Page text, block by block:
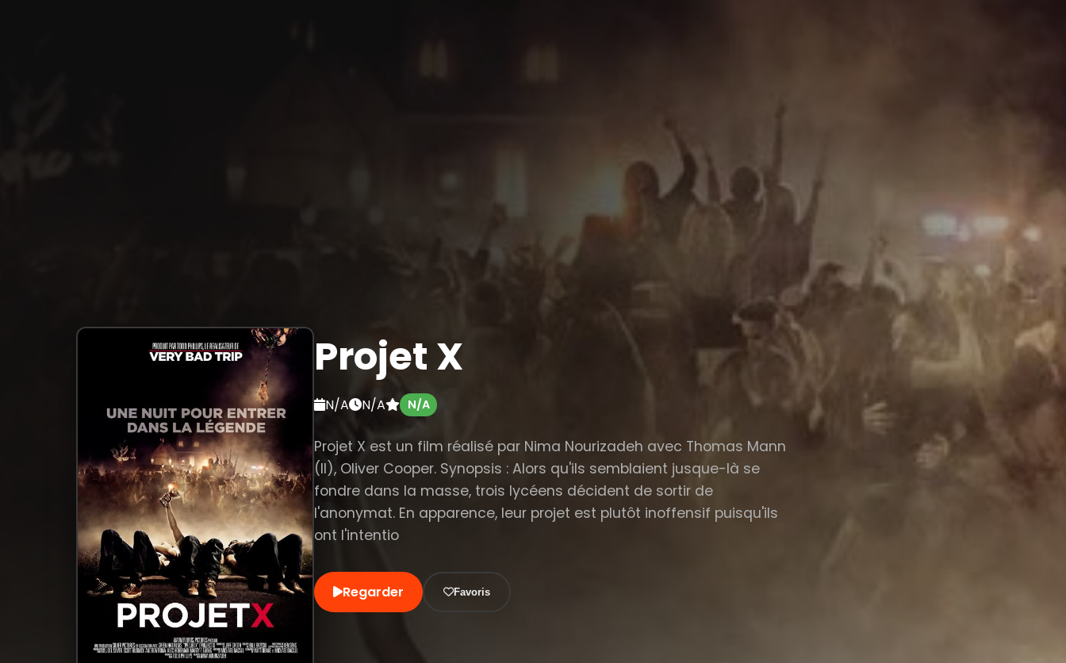
Projet X
N/A N/A N/A
Projet X est un film réalisé par Nima Nourizadeh avec Thomas Mann
(II), Oliver Cooper. Synopsis : Alors qu'ils semblaient jusque-là se
fondre dans la masse, trois lycéens décident de sortir de
l'anonymat. En apparence, leur projet est plutôt inoffensif puisqu'ils
ont l'intentio
Regarder Favoris